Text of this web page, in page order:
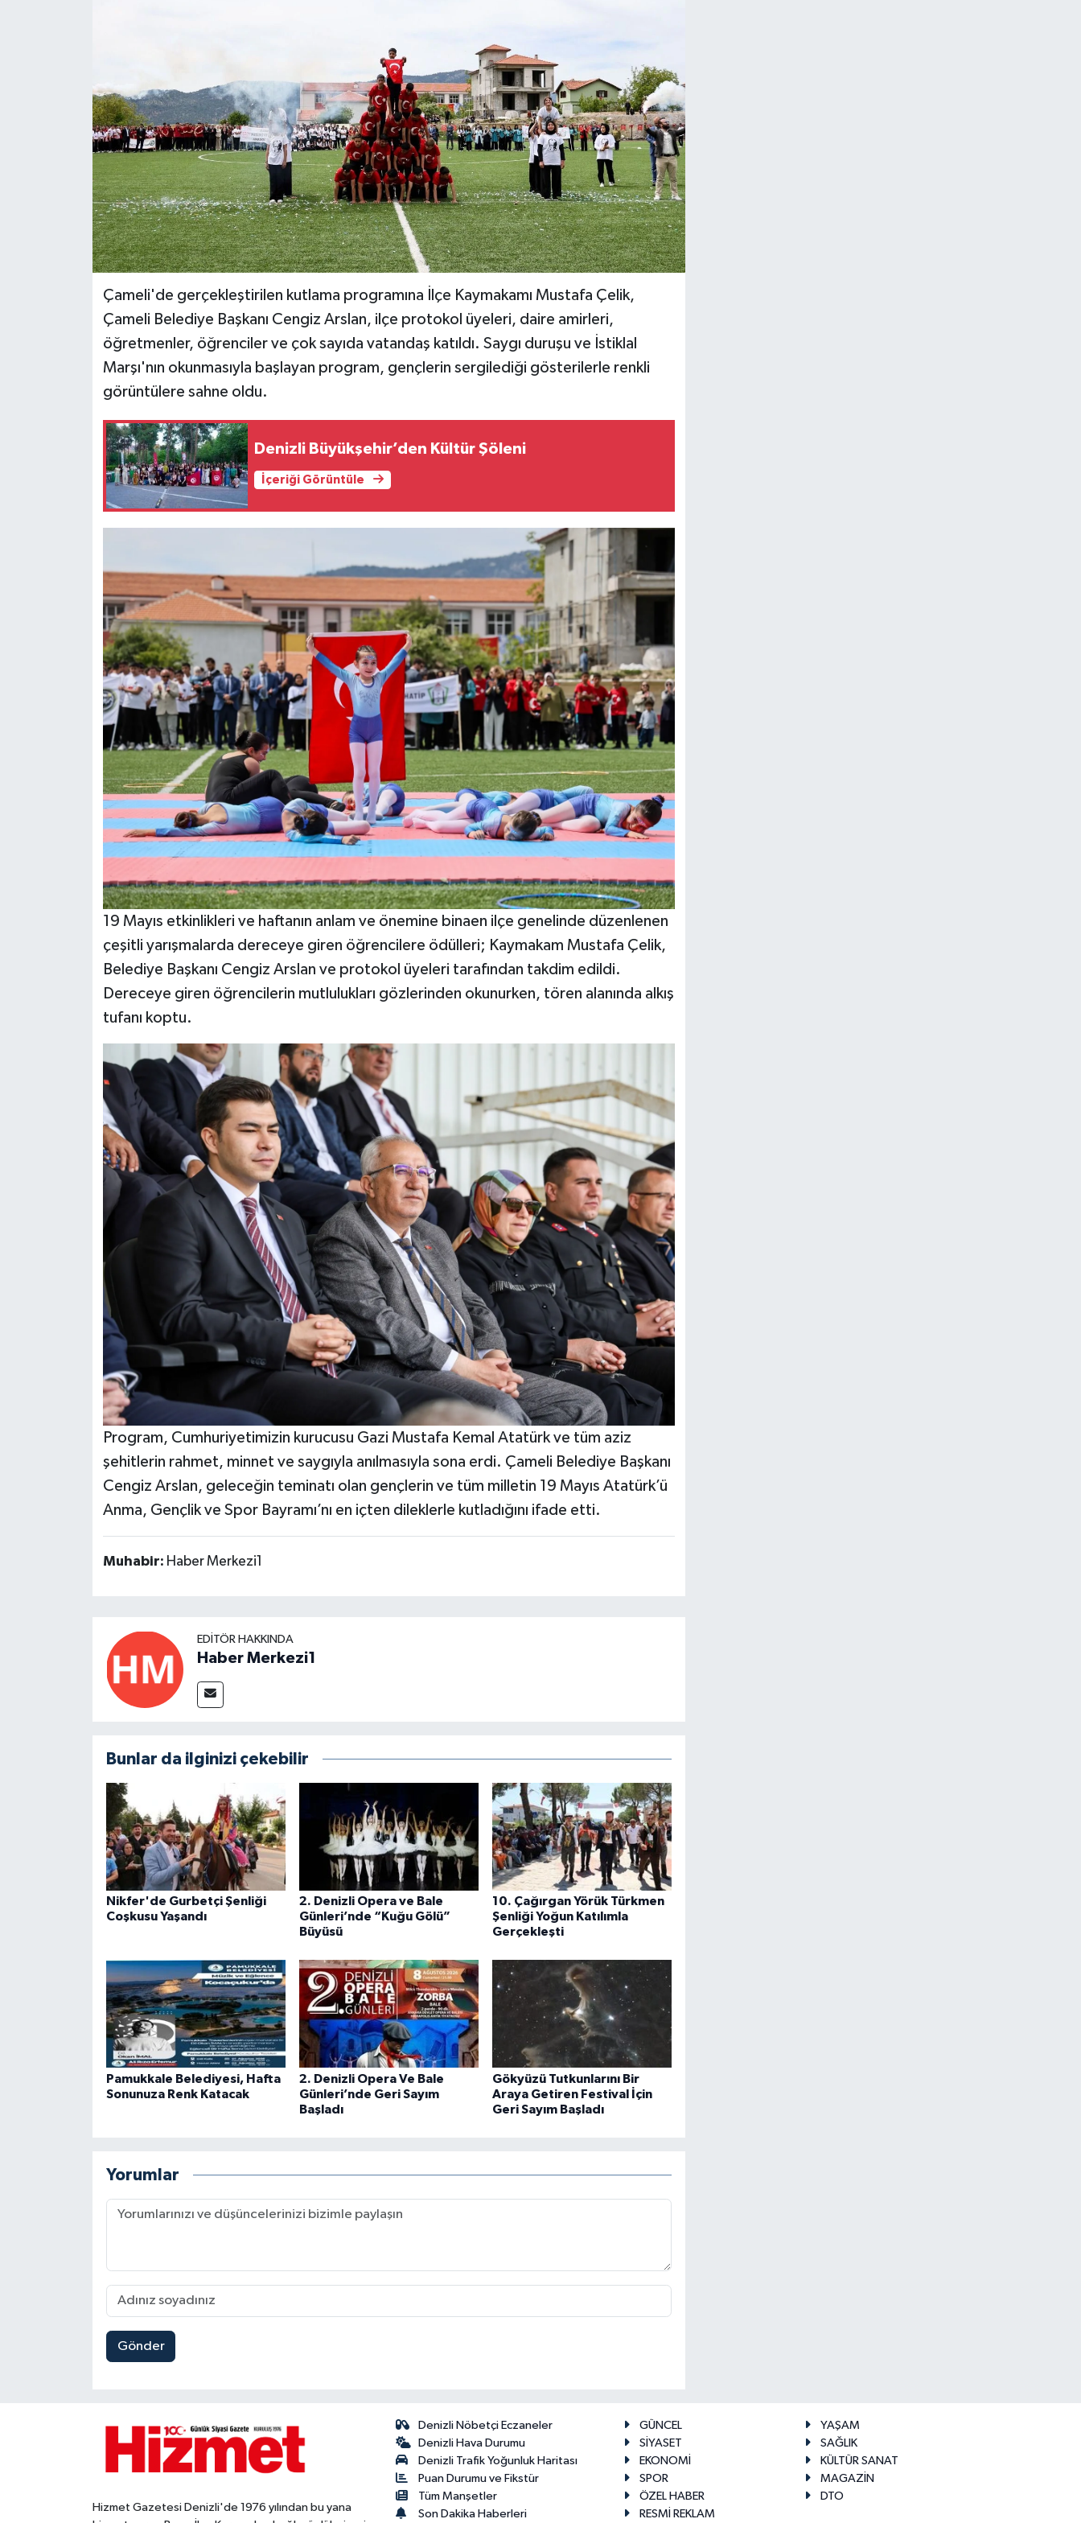
Çameli'de gerçekleştirilen kutlama programına İlçe Kaymakamı Mustafa Çelik,
Çameli Belediye Başkanı Cengiz Arslan, ilçe protokol üyeleri, daire amirleri,
öğretmenler, öğrenciler ve çok sayıda vatandaş katıldı. Saygı duruşu ve İstiklal
Marşı'nın okunmasıyla başlayan program, gençlerin sergilediği gösterilerle renkli
görüntülere sahne oldu.
Denizli Büyükşehir’den Kültür Şöleni
İçeriği Görüntüle
19 Mayıs etkinlikleri ve haftanın anlam ve önemine binaen ilçe genelinde düzenlenen
çeşitli yarışmalarda dereceye giren öğrencilere ödülleri; Kaymakam Mustafa Çelik,
Belediye Başkanı Cengiz Arslan ve protokol üyeleri tarafından takdim edildi.
Dereceye giren öğrencilerin mutlulukları gözlerinden okunurken, tören alanında alkış
tufanı koptu.
Program, Cumhuriyetimizin kurucusu Gazi Mustafa Kemal Atatürk ve tüm aziz
şehitlerin rahmet, minnet ve saygıyla anılmasıyla sona erdi. Çameli Belediye Başkanı
Cengiz Arslan, geleceğin teminatı olan gençlerin ve tüm milletin 19 Mayıs Atatürk’ü
Anma, Gençlik ve Spor Bayramı’nı en içten dileklerle kutladığını ifade etti.
Muhabir: Haber Merkezi1
EDITÖR HAKKINDA
Haber Merkezi1
Bunlar da ilginizi çekebilir
Nikfer'de Gurbetçi Şenliği
Coşkusu Yaşandı
2. Denizli Opera ve Bale
Günleri’nde “Kuğu Gölü”
Büyüsü
10. Çağırgan Yörük Türkmen
Şenliği Yoğun Katılımla
Gerçekleşti
Pamukkale Belediyesi, Hafta
Sonunuza Renk Katacak
2. Denizli Opera Ve Bale
Günleri’nde Geri Sayım
Başladı
Gökyüzü Tutkunlarını Bir
Araya Getiren Festival İçin
Geri Sayım Başladı
Yorumlar
Gönder
Hizmet Gazetesi Denizli'de 1976 yılından bu yana
Denizli Nöbetçi Eczaneler
Denizli Hava Durumu
Denizli Trafik Yoğunluk Haritası
Puan Durumu ve Fikstür
Tüm Manşetler
Son Dakika Haberleri
GÜNCEL
YAŞAM
SİYASET
SAĞLIK
EKONOMİ
KÜLTÜR SANAT
SPOR
MAGAZİN
ÖZEL HABER
DTO
RESMİ REKLAM
RESMİ REKLAM